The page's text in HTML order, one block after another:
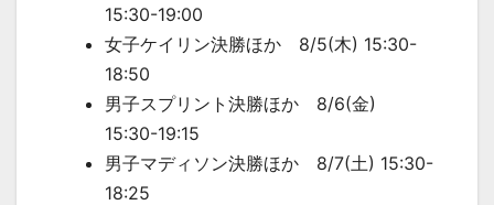
15:30-19:00
女子ケイリン決勝ほか 8/5(木) 15:30-
18:50
男子スプリント決勝ほか 8/6(金)
15:30-19:15
男子マディソン決勝ほか 8/7(土) 15:30-
18:25